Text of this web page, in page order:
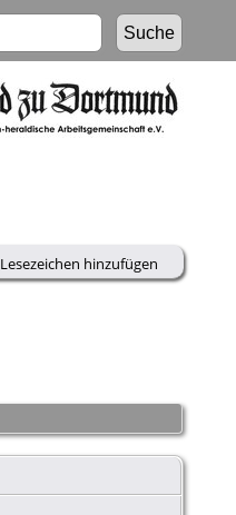
Lesezeichen hinzufügen